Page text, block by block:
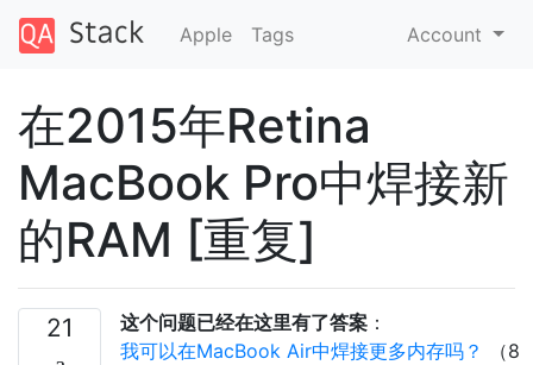
Apple Tags Account
在2015年Retina
MacBook Pro中焊接新
的RAM [重复]
21 这个问题已经在这里有了答案 ：
我可以在MacBook Air中焊接更多内存吗？
（8